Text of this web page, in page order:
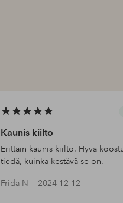
Kaunis kiilto
Erittäin kaunis kiilto. Hyvä
tiedä, kuinka kestävä se on.
Frida N —2024-12-12